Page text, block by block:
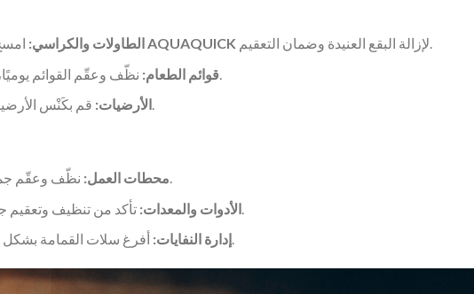
الطاولات والكراسي:امسح الطاولات والكراسي بعد كل خدمة. استخدمAQUAQUICK
لإزالة البقع العنيدة وضمان التعقيم.
قوائم الطعام:
الأرضيات:قم بكَنْس الأرضيات ومسحها يوميًا لإزالة الأوساخ والانسكابات.
محطات العمل:نظّف وعقّم جميع مناطق تحضير الطعام بعد كل وردية عمل.
الأدوات والمعدات:تأكد من تنظيف وتعقيم جميع الأدوات، الأواني، والمقالي بعد الاستخدام.
إدارة النفايات:أفرغ سلات القمامة بشكل منتظم لمنع الروائح الكريهة وجذب الحشرات.